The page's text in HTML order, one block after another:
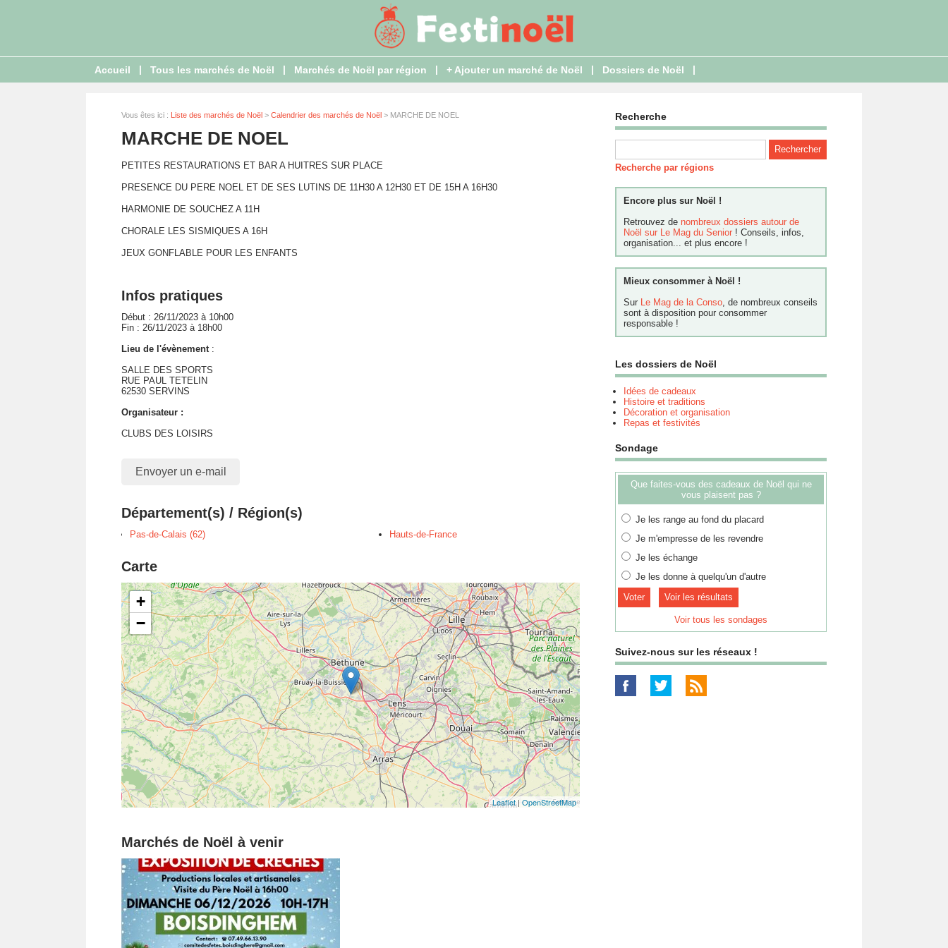
Accueil | Tous les marchés de Noël | Marchés de Noël par région | + Ajouter un marché de Noël | Dossiers de Noël |
Vous êtes ici : Liste des marchés de Noël > Calendrier des marchés de Noël > MARCHE DE NOEL
MARCHE DE NOEL
PETITES RESTAURATIONS ET BAR A HUITRES SUR PLACE
PRESENCE DU PERE NOEL ET DE SES LUTINS DE 11H30 A 12H30 ET DE 15H A 16H30
HARMONIE DE SOUCHEZ A 11H
CHORALE LES SISMIQUES A 16H
JEUX GONFLABLE POUR LES ENFANTS
Infos pratiques
Début : 26/11/2023 à 10h00
Fin : 26/11/2023 à 18h00
Lieu de l'évènement:
SALLE DES SPORTS
RUE PAUL TETELIN
62530 SERVINS
Organisateur :
CLUBS DES LOISIRS
Envoyer un e-mail
Département(s) / Région(s)
Pas-de-Calais (62) Hauts-de-France
Carte
+
−
Leaflet| OpenStreetMap
Marchés de Noël à venir
Recherche
Recherche par régions
Encore plus sur Noël !
Retrouvez de nombreux dossiers autour de
Noël sur Le Mag du Senior ! Conseils, infos,
organisation... et plus encore !
Mieux consommer à Noël !
Sur Le Mag de la Conso, de nombreux conseils
sont à disposition pour consommer
responsable !
Les dossiers de Noël
Idées de cadeaux
Histoire et traditions
Décoration et organisation
Repas et festivités
Sondage
Que faites-vous des cadeaux de Noël qui ne
vous plaisent pas ?
Je les range au fond du placard
Je m'empresse de les revendre
Je les échange
Je les donne à quelqu'un d'autre
Voir les résultats
Voir tous les sondages
Suivez-nous sur les réseaux !